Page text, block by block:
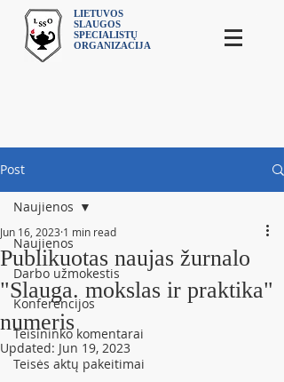
LIETUVOS
SLAUGOS
SPECIALISTŲ
ORGANIZACIJA
Post
Naujienos
Darbo užmokestis
Konferencijos
Teisininko komentarai
Teisės aktų pakeitimai
Naujienos
Publikuotas naujas žurnalo
"Slauga. mokslas ir praktika"
numeris
Jun 16, 2023 1 min read
Updated: Jun 19, 2023